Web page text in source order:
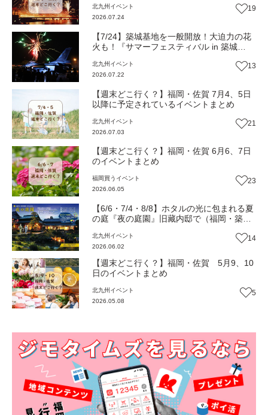
北九州 イベント
2026.07.24
19
【7/24】築城基地を一般開放！大迫力の花
火も！『サマーフェスティバル in 築城
北九州 イベント
2026.07.22
13
【週末どこ行く？】福岡・佐賀 7月4、5日
以降に予定されているイベントまとめ
北九州 イベント
2026.07.03
21
【週末どこ行く？】福岡・佐賀 6月6、7日
のイベントまとめ
福岡 買う イベント
2026.06.05
23
【6/6・7/4・8/8】ホタルの光に包まれる夏
の庭『夜の庭園』旧藏内邸で（福岡・築上
北九州 イベント
2026.06.02
14
【週末どこ行く？】福岡・佐賀 5月9、10
日のイベントまとめ
北九州 イベント
2026.05.08
5